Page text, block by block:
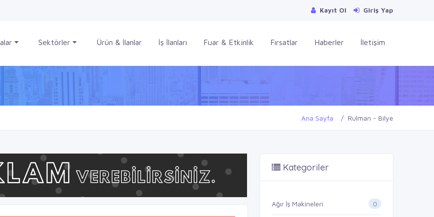
Kayıt Ol Giriş Yap
Sektörler Ürün & İlanlar İş İlanları Fuar & Etkinlik Fırsatlar Haberler İletişim
Ana Sayfa Rulman - Bilye
Kategoriler
Ağır İş Makineleri 0